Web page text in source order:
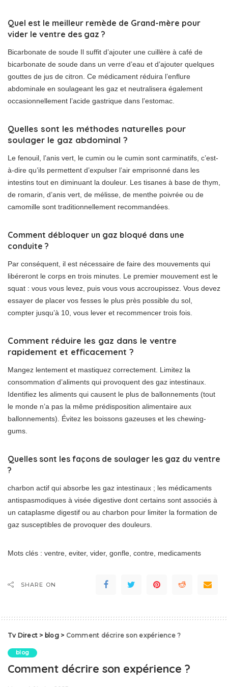
Quel est le meilleur remède de Grand-mère pour
vider le ventre des gaz ?
Bicarbonate de soude Il suffit d’ajouter une cuillère à café de
bicarbonate de soude dans un verre d’eau et d’ajouter quelques
gouttes de jus de citron. Ce médicament réduira l’enflure
abdominale en soulageant les gaz et neutralisera également
occasionnellement l’acide gastrique dans l’estomac.
Quelles sont les méthodes naturelles pour
soulager le gaz abdominal ?
Le fenouil, l’anis vert, le cumin ou le cumin sont carminatifs, c’est-
à-dire qu’ils permettent d’expulser l’air emprisonné dans les
intestins tout en diminuant la douleur. Les tisanes à base de thym,
de romarin, d’anis vert, de mélisse, de menthe poivrée ou de
camomille sont traditionnellement recommandées.
Comment débloquer un gaz bloqué dans une
conduite ?
Par conséquent, il est nécessaire de faire des mouvements qui
libéreront le corps en trois minutes. Le premier mouvement est le
squat : vous vous levez, puis vous vous accroupissez. Vous devez
essayer de placer vos fesses le plus près possible du sol,
compter jusqu’à 10, vous lever et recommencer trois fois.
Comment réduire les gaz dans le ventre
rapidement et efficacement ?
Mangez lentement et mastiquez correctement. Limitez la
consommation d’aliments qui provoquent des gaz intestinaux.
Identifiez les aliments qui causent le plus de ballonnements (tout
le monde n’a pas la même prédisposition alimentaire aux
ballonnements). Évitez les boissons gazeuses et les chewing-
gums.
Quelles sont les façons de soulager les gaz du ventre
?
charbon actif qui absorbe les gaz intestinaux ; les médicaments
antispasmodiques à visée digestive dont certains sont associés à
un cataplasme digestif ou au charbon pour limiter la formation de
gaz susceptibles de provoquer des douleurs.
Mots clés : ventre, eviter, vider, gonfle, contre, medicaments
SHARE ON
Tv Direct > blog> Comment décrire son expérience ?
blog
Comment décrire son expérience ?